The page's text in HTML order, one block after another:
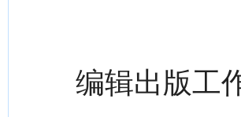
编辑出版工